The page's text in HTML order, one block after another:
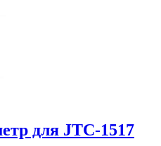
для JTC-1517